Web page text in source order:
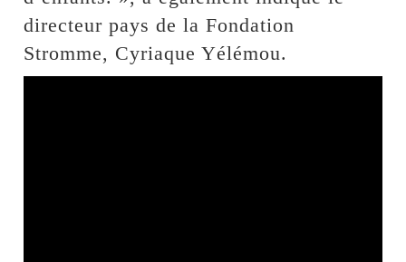
directeur pays de la Fondation
Stromme, Cyriaque Yélémou.